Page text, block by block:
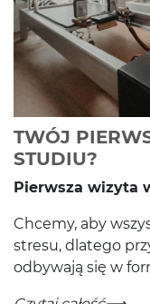
TWÓJ
STUDIU?
Pier­wsza wiz­yta
Chcemy, aby
stresu, dlat­ego
odby­wają się w